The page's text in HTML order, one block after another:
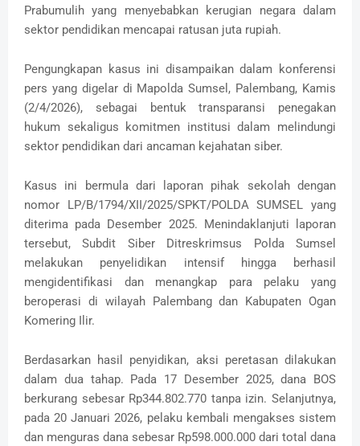
Prabumulih yang menyebabkan kerugian negara dalam
sektor pendidikan mencapai ratusan juta rupiah.
Pengungkapan kasus ini disampaikan dalam konferensi
pers yang digelar di Mapolda Sumsel, Palembang, Kamis
(2/4/2026), sebagai bentuk transparansi penegakan
hukum sekaligus komitmen institusi dalam melindungi
sektor pendidikan dari ancaman kejahatan siber.
Kasus ini bermula dari laporan pihak sekolah dengan
nomor LP/B/1794/XII/2025/SPKT/POLDA SUMSEL yang
diterima pada Desember 2025. Menindaklanjuti laporan
tersebut, Subdit Siber Ditreskrimsus Polda Sumsel
melakukan penyelidikan intensif hingga berhasil
mengidentifikasi dan menangkap para pelaku yang
beroperasi di wilayah Palembang dan Kabupaten Ogan
Komering Ilir.
Berdasarkan hasil penyidikan, aksi peretasan dilakukan
dalam dua tahap. Pada 17 Desember 2025, dana BOS
berkurang sebesar Rp344.802.770 tanpa izin. Selanjutnya,
pada 20 Januari 2026, pelaku kembali mengakses sistem
dan menguras dana sebesar Rp598.000.000 dari total dana